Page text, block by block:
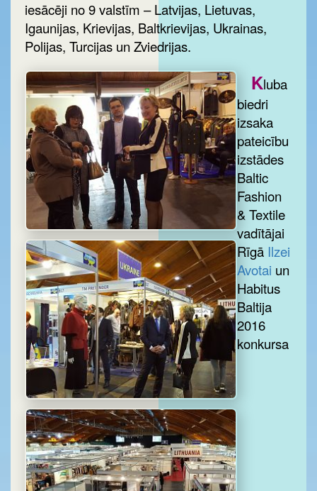
iesācēji no 9 valstīm – Latvijas, Lietuvas,
Igaunijas, Krievijas, Baltkrievijas, Ukrainas,
Polijas, Turcijas un Zviedrijas.
Kluba
biedri
izsaka
pateicību
izstādes
Baltic
Fashion
& Textile
vadītājai
Rīgā Ilzei
Avotai un
Habitus
Baltija
2016
konkursa